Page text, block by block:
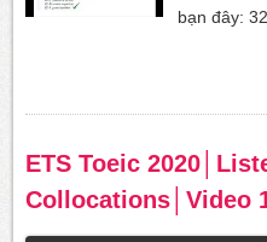
transcript
bạn đây:
ETS Toeic
Collocations│Video